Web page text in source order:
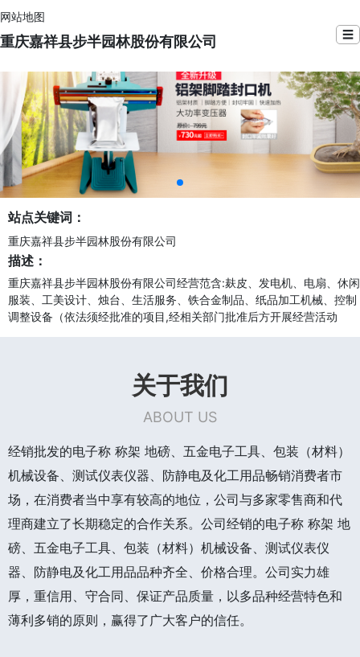
网站地图
重庆嘉祥县步半园林股份有限公司 ☰
站点关键词：
重庆嘉祥县步半园林股份有限公司
描述：
重庆嘉祥县步半园林股份有限公司经营范含:麸皮、发电机、电扇、休闲
服装、工美设计、烛台、生活服务、铁合金制品、纸品加工机械、控制
调整设备（依法须经批准的项目,经相关部门批准后方开展经营活动
关于我们
ABOUT US
经销批发的电子称 称架 地磅、五金电子工具、包装（材料）
机械设备、测试仪表仪器、防静电及化工用品畅销消费者市
场，在消费者当中享有较高的地位，公司与多家零售商和代
理商建立了长期稳定的合作关系。公司经销的电子称 称架 地
磅、五金电子工具、包装（材料）机械设备、测试仪表仪
器、防静电及化工用品品种齐全、价格合理。公司实力雄
厚，重信用、守合同、保证产品质量，以多品种经营特色和
薄利多销的原则，赢得了广大客户的信任。